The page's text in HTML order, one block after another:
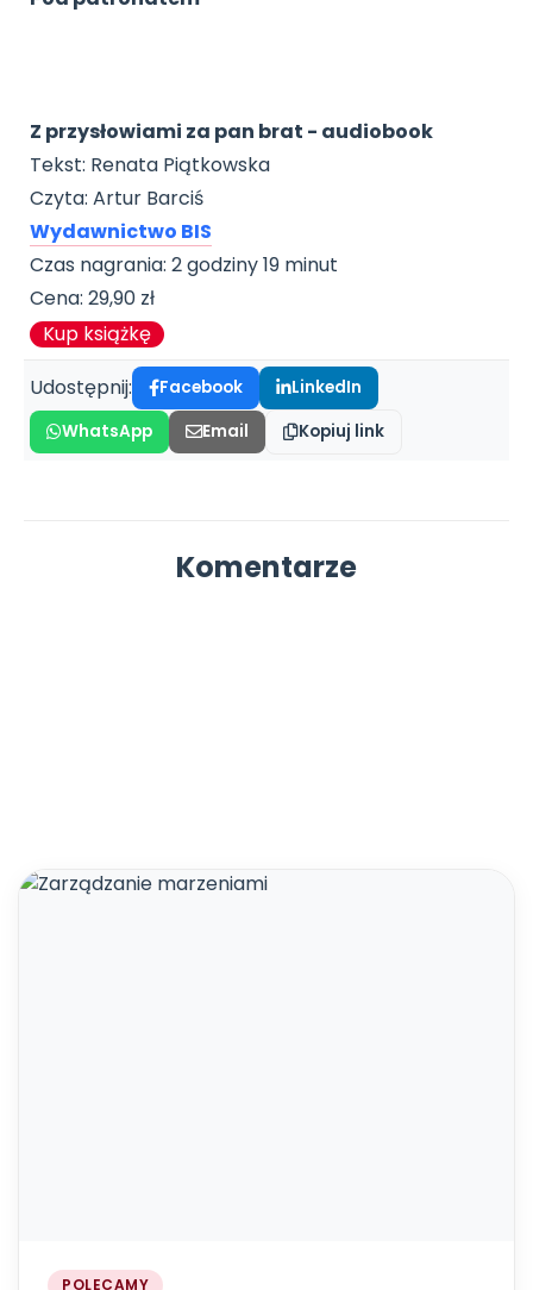
Promocje
Z przysłowiami za pan brat - audiobook
Tekst: Renata Piątkowska
Czyta: Artur Barciś
Wydawnictwo BIS
Czas nagrania: 2 godziny 19 minut
Cena: 29,90 zł
Kup książkę
Udostępnij:
Facebook
LinkedIn
WhatsApp
Email Kopiuj link
Komentarze
POLECAMY